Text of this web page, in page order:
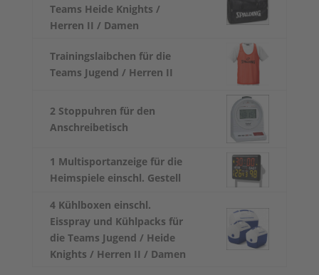
Teams Heide Knights /
Herren II / Damen
Trainingslaibchen für die
Teams Jugend / Herren II
2 Stoppuhren für den
Anschreibetisch
1 Multisportanzeige für die
Heimspiele einschl. Gestell
4 Kühlboxen einschl.
Eisspray und Kühlpacks für
die Teams Jugend / Heide
Knights / Herren II / Damen